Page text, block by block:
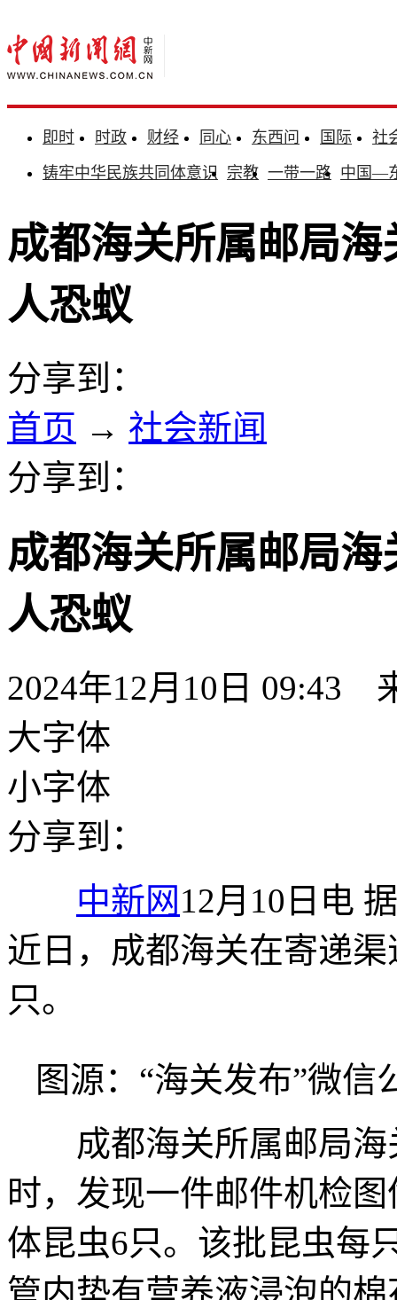
即时 时政 财经 同心 东西问 国际
社
铸牢中华民族共同体意识 宗教 一带一路 中国—
成都海关所属邮局
人恐蚁
分享到：
首页 → 社会新闻
分享到：
成都海关所属邮局
人恐蚁
2024年12月10日 09:43
大字体
小字体
分享到：
中新网 12月10日电
近日，成都海关在寄递
只。
图源：“海关发布”微信
成都海关所属邮局海
时，发现一件邮件机检
体昆虫6只。该批昆虫每